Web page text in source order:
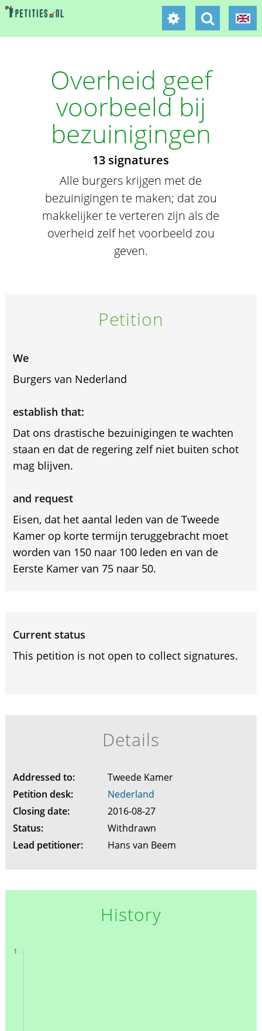
Overheid geef
voorbeeld bij
bezuinigingen
13 signatures
Alle burgers krijgen met de
bezuinigingen te maken; dat zou
makkelijker te verteren zijn als de
overheid zelf het voorbeeld zou
geven.
Petition
We
Burgers van Nederland
establish that:
Dat ons drastische bezuinigingen te wachten
staan en dat de regering zelf niet buiten schot
mag blijven.
and request
Eisen, dat het aantal leden van de Tweede
Kamer op korte termijn teruggebracht moet
worden van 150 naar 100 leden en van de
Eerste Kamer van 75 naar 50.
Current status
This petition is not open to collect signatures.
Details
Addressed to:
Tweede Kamer
Petition desk:
Nederland
Closing date:
2016-08-27
Status:
Withdrawn
Lead petitioner:
Hans van Beem
History